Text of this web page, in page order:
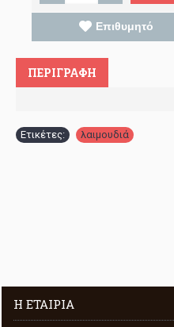
Επιθυμητό
ΠΕΡΙΓΡΑΦΉ
Ετικέτες: λαιμουδιά
Η ΕΤΑΙΡΊΑ